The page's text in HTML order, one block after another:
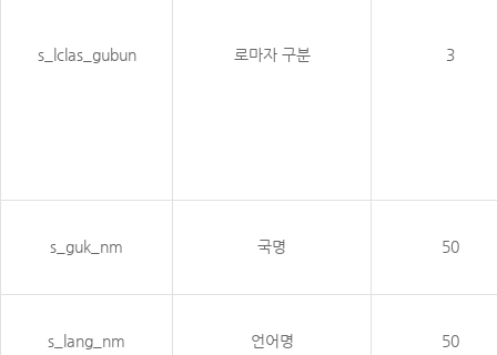
s_lclas_gubun 로마자 구분 3
s_guk_nm 국명 50
s_lang_nm 언어명 50